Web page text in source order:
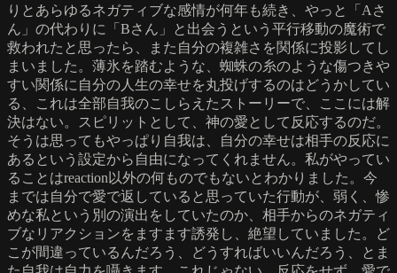
りとあらゆるネガティブな感情が何年も続き、やっと「Aさ
ん」の代わりに「Bさん」と出会うという平行移動の魔術で
救われたと思ったら、また自分の複雑さを関係に投影してし
まいました。薄氷を踏むような、蜘蛛の糸のような傷つきや
すい関係に自分の人生の幸せを丸投げするのはどうかしてい
る、これは全部自我のこしらえたストーリーで、ここには解
決はない。スピリットとして、神の愛として反応するのだ。
そうは思ってもやっぱり自我は、自分の幸せは相手の反応に
あるという設定から自由になってくれません。私がやってい
ることはreaction以外の何ものでもないとわかりました。今
までは自分で愛で返していると思っていた行動が、弱く、惨
めな私という別の演出をしていたのか、相手からのネガティ
ブなリアクションをますます誘発し、絶望していました。ど
こが間違っているんだろう、どうすればいいんだろう、とま